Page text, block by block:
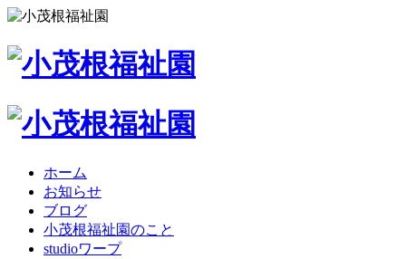
ホーム
お知らせ
ブログ
小茂根福祉園のこと
studioワープ